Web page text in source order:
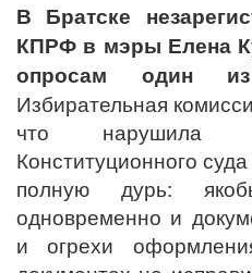
В Братске
КПРФ в мэры Елена
опросам один
Избирательная
что нарушила
Конституционного
полную дурь:
одновременно и
и огрехи